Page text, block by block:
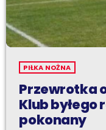
PIŁKA NOŻNA
Przewrotka
Klub
pokonany